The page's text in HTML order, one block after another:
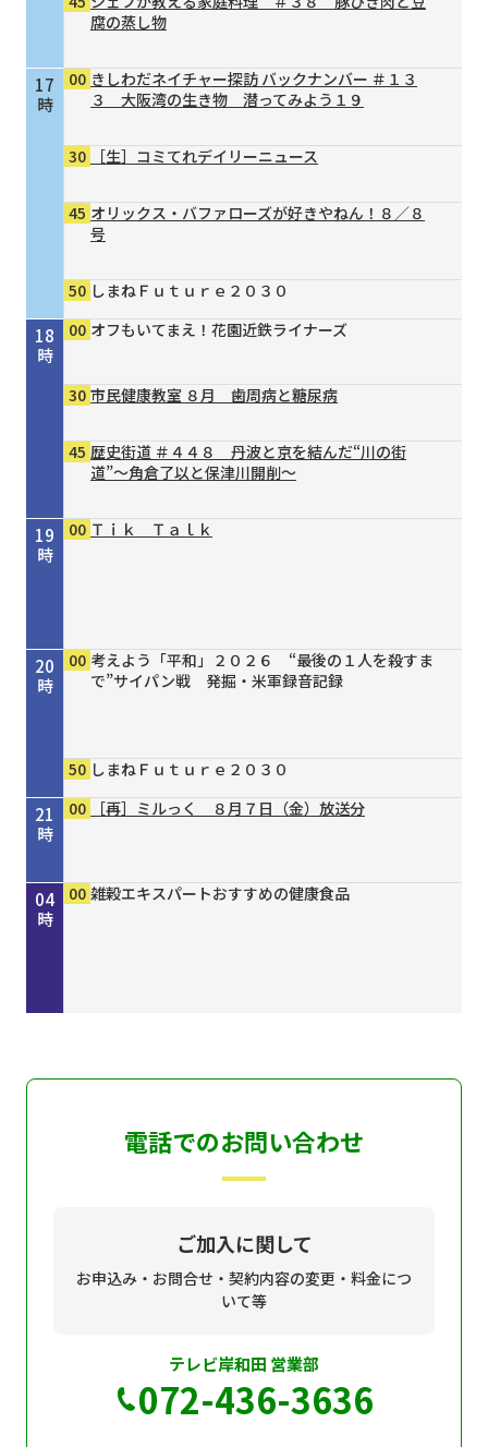
17
時
18
時
19
時
20
時
21
時
22
時
23
時
00
時
01
時
02
時
03
時
04
時
腐の蒸し物
00 きしわだネイチャー探訪 バックナンバー ＃１３
３ 大阪湾の生き物 潜ってみよう１９
30 ［生］コミてれデイリーニュース
45 オリックス・バファローズが好きやねん！８／８
号
50 しまねＦｕｔｕｒｅ２０３０
00 オフもいてまえ！花園近鉄ライナーズ
30 市民健康教室 ８月 歯周病と糖尿病
45 歴史街道 ＃４４８ 丹波と京を結んだ“川の街
道”～角倉了以と保津川開削～
00 Ｔｉｋ Ｔａｌｋ
00 考えよう「平和」２０２６ “最後の１人を殺すま
で”サイパン戦 発掘・米軍録音記録
50 しまねＦｕｔｕｒｅ２０３０
00
［再］ミルっく ８月７日（金）放送分
00 ［再］コミてれデイリーニュース
15 シェフが教える家庭料理 ＃３８ 豚ひき肉と豆
30 タイガースＶ特急 ８／４号
00 ［再］ミルっく ８月７日（金）放送分
00 ［再］コミてれデイリーニュース
15 オリックス・バファローズが好きやねん！８／８
20 しまねＦｕｔｕｒｅ２０３０
30 市民健康教室 ８月 歯周病と糖尿病
45 歴史街道 ＃４４８ 丹波と京を結んだ“川の街
00 私らしいブラックフォーマルREGINAPORTE
00 雑穀エキスパートおすすめの健康食品
00 雑穀エキスパートおすすめの健康食品
00 雑穀エキスパートおすすめの健康食品
電話でのお問い合わせ
ご加入に関して
お申込み・お問合せ・契約内容の変更・料金につ
いて等
テレビ岸和田 営業部
072-436-3636